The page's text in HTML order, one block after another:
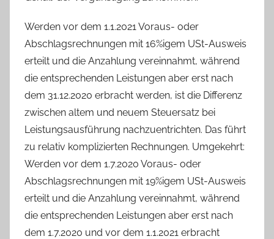
Werden vor dem 1.1.2021 Voraus- oder
Abschlagsrechnungen mit 16%igem USt-Ausweis
erteilt und die Anzahlung vereinnahmt, während
die entsprechenden Leistungen aber erst nach
dem 31.12.2020 erbracht werden, ist die Differenz
zwischen altem und neuem Steuersatz bei
Leistungsausführung nachzuentrichten. Das führt
zu relativ komplizierten Rechnungen. Umgekehrt:
Werden vor dem 1.7.2020 Voraus- oder
Abschlagsrechnungen mit 19%igem USt-Ausweis
erteilt und die Anzahlung vereinnahmt, während
die entsprechenden Leistungen aber erst nach
dem 1.7.2020 und vor dem 1.1.2021 erbracht